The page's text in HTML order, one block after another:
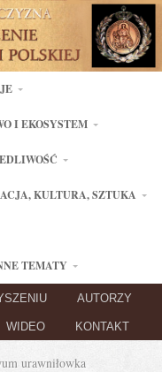
I EKOSYSTEM
KULTURA, SZTUKA
TEMATY
AUTORZY
WIDEO KONTAKT
urawniłowka